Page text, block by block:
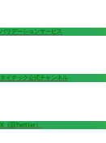
バリデーションサービス
タイテック公式チャンネル
X（旧Twitter）